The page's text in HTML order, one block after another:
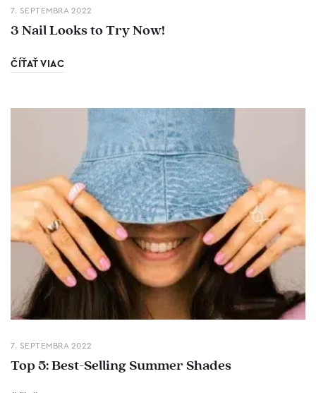
7. SEPTEMBRA 2022
3 Nail Looks to Try Now!
ČÍŤAŤ VIAC
7. SEPTEMBRA 2022
Top 5: Best-Selling Summer Shades